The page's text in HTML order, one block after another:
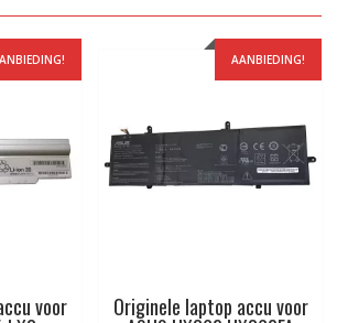
voor
AANBIEDING!
Originele laptop accu voor